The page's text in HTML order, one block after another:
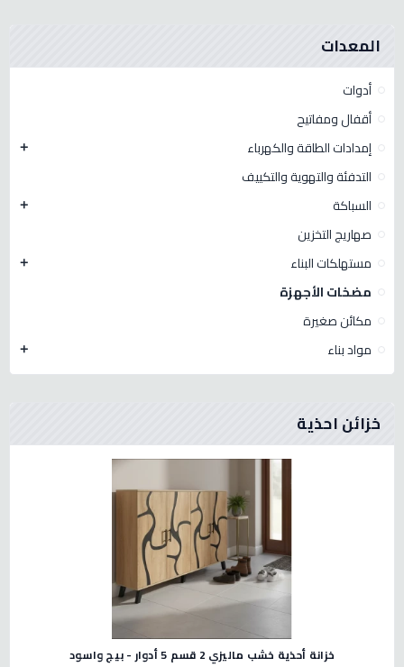
المعدات
أدوات
أقفال ومفاتيح
إمدادات الطاقة والكهرباء
add
التدفئة والتهوية والتكييف
السباكة
add
صهاريج التخزين
مستهلكات البناء
add
مضخات الأجهزة
مكائن صغيرة
مواد بناء
add
خزائن احذية
خزانة أحذية خشب ماليزي 2 قسم 5 أدوار - بيج واسود